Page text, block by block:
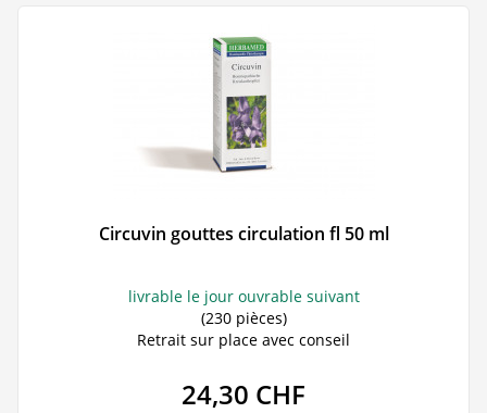
Circuvin gouttes circulation fl 50 ml
livrable le jour ouvrable suivant
(230 pièces)
Retrait sur place avec conseil
24,30 CHF